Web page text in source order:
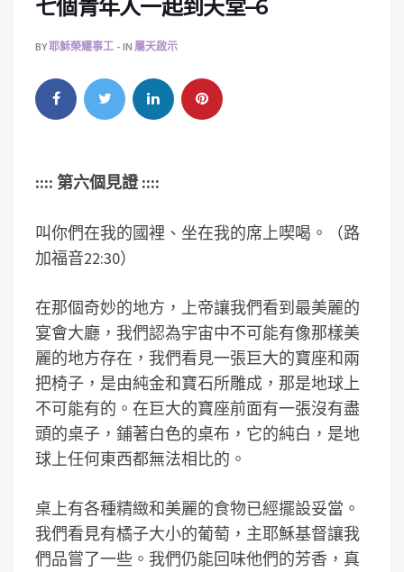
七個青年人一起到天堂–6
BY耶穌榮耀事工 IN 屬天啟示
:::: 第六個見證 ::::
叫你們在我的國裡、坐在我的席上喫喝。（路
加福音22:30）
在那個奇妙的地方，上帝讓我們看到最美麗的
宴會大廳，我們認為宇宙中不可能有像那樣美
麗的地方存在，我們看見一張巨大的寶座和兩
把椅子，是由純金和寶石所雕成，那是地球上
不可能有的。在巨大的寶座前面有一張沒有盡
頭的桌子，鋪著白色的桌布，它的純白，是地
球上任何東西都無法相比的。
桌上有各種精緻和美麗的食物已經擺設妥當。
我們看見有橘子大小的葡萄，主耶穌基督讓我
們品嘗了一些。我們仍能回味他們的芳香，真